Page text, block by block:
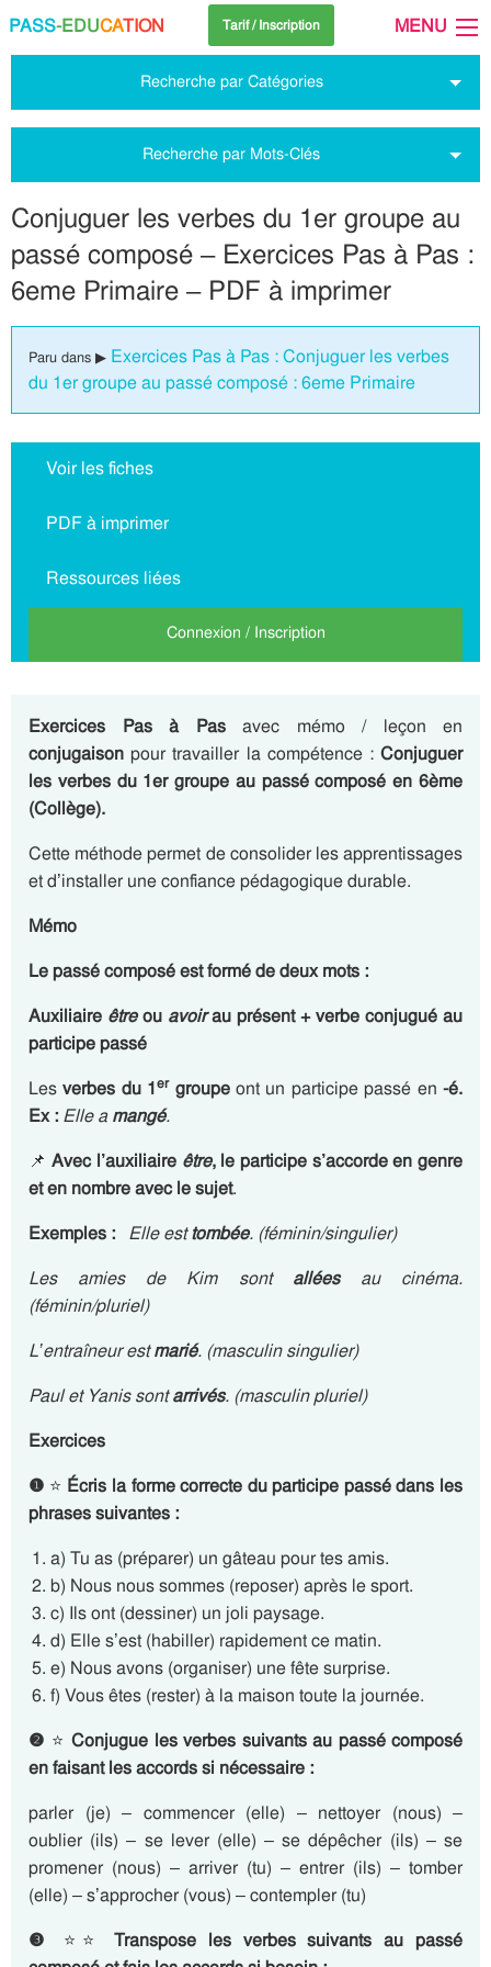
PASS-EDUCATION Tarif / Inscription MENU
Recherche par Catégories
Recherche par Mots-Clés
Conjuguer les verbes du 1er groupe au
passé composé – Exercices Pas à Pas :
6eme Primaire – PDF à imprimer
Paru dans ▶ Exercices Pas à Pas : Conjuguer les verbes
du 1er groupe au passé composé : 6eme Primaire
Voir les fiches
PDF à imprimer
Ressources liées
Connexion / Inscription
Exercices Pas à Pasavec mémo / leçon en
conjugaisonpour travailler la compétence :Conjuguer
les verbes du 1er groupe au passé composé en 6ème
(Collège).
Cette méthode permet de consolider les apprentissages
et d’installer une confiance pédagogique durable.
Mémo
Le passé composé est formé de deux mots :
Auxiliaire êtreou avoirau présent + verbe conjugué au
participe passé
Lesverbes du 1ergroupeont un participe passé en-é.
Ex : Elle amangé.
📌 Avec l’auxiliaire être, le participe s’accorde en genre
et en nombre avec le sujet.
Exemples : Elle esttombée. (féminin/singulier)
Les amies de Kim sont alléesau cinéma.
(féminin/pluriel)
L’entraîneur estmarié. (masculin singulier)
Paul et Yanis sontarrivés. (masculin pluriel)
Exercices
❶ ⭐ Écris la forme correcte du participe passé dans les
phrases suivantes :
a) Tu as (préparer) un gâteau pour tes amis.
b) Nous nous sommes (reposer) après le sport.
c) Ils ont (dessiner) un joli paysage.
d) Elle s’est (habiller) rapidement ce matin.
e) Nous avons (organiser) une fête surprise.
f) Vous êtes (rester) à la maison toute la journée.
❷ ⭐ Conjugue les verbes suivants au passé composé
en faisant les accords si nécessaire :
parler (je) – commencer (elle) – nettoyer (nous) –
oublier (ils) – se lever (elle) – se dépêcher (ils) – se
promener (nous) – arriver (tu) – entrer (ils) – tomber
(elle) – s’approcher (vous) – contempler (tu)
❸
⭐⭐Transpose les verbes suivants au passé